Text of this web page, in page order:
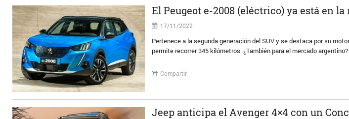
El Peugeot e-2008 (eléctrico) ya está en la
17/11/2022
Pertenece a la segunda generación del SUV y se destaca por su
permite recorrer 345 kilómetros. ¿También para el mercado argentino?
Compartir
Jeep anticipa el Avenger 4×4 con un